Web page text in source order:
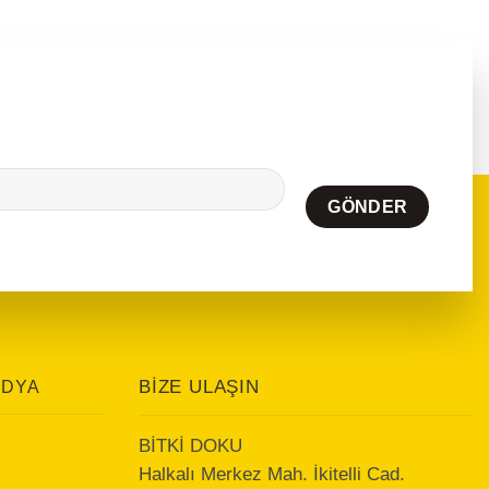
BIZE ULAŞIN
BİTKİ DOKU
Halkalı Merkez Mah. İkitelli Cad.